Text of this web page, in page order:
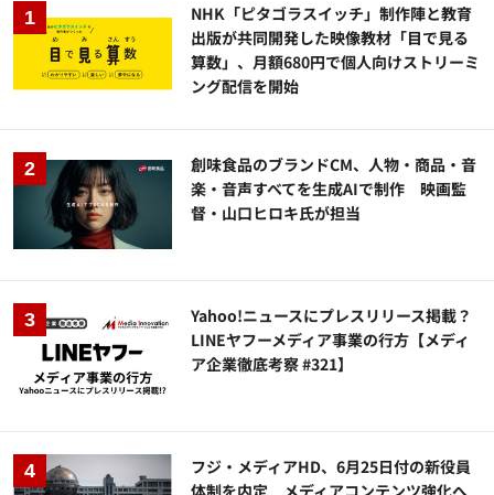
NHK「ピタゴラスイッチ」制作陣と教育
出版が共同開発した映像教材「目で見る
算数」、月額680円で個人向けストリーミ
ング配信を開始
創味食品のブランドCM、人物・商品・音
楽・音声すべてを生成AIで制作 映画監
督・山口ヒロキ氏が担当
Yahoo!ニュースにプレスリリース掲載？
LINEヤフーメディア事業の行方【メディ
ア企業徹底考察 #321】
フジ・メディアHD、6月25日付の新役員
体制を内定 メディアコンテンツ強化へ